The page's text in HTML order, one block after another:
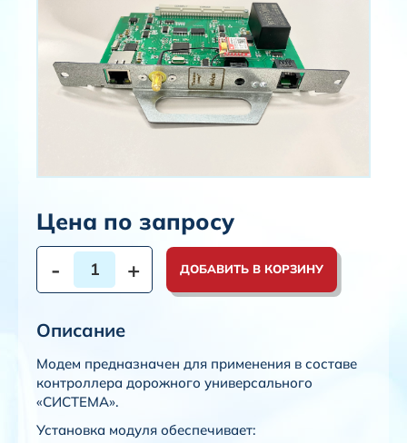
Цена по запросу
- + ДОБАВИТЬ В КОРЗИНУ
Описание
Модем предназначен для применения в составе
контроллера дорожного универсального
«СИСТЕМА».
Установка модуля обеспечивает: